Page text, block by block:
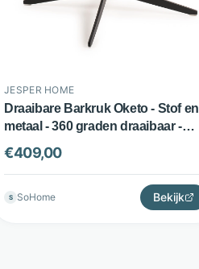
JESPER HOME
Draaibare Barkruk Oketo - Stof en
metaal - 360 graden draaibaar -
Blauw - Jesper Home
€409,00
S SoHome Bekijk